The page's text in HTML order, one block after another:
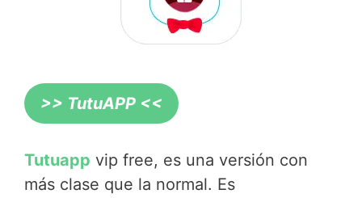
>> TutuAPP <<
Tutuapp vip free, es una versión con
más clase que la normal. Es